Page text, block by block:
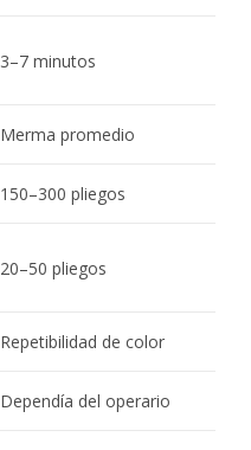
3–7 minutos
Merma promedio
150–300 pliegos
20–50 pliegos
Repetibilidad de color
Dependía del operario